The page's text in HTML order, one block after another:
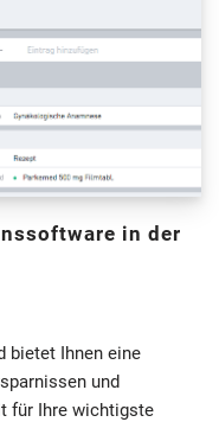
in der
bietet Ihnen eine
und
für Ihre wichtigste